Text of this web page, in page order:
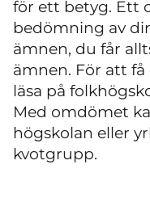
för ett betyg. Ett
bedömning av
ämnen, du får
ämnen. För att
läsa på
Med omdömet
högskolan eller
kvotgrupp.